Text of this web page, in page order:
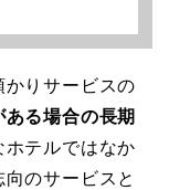
りサービスの
る場合の長期
ホテルではなか
のサービスと